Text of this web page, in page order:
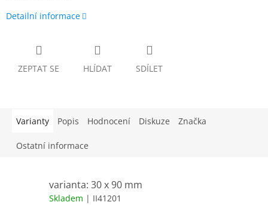
Detailní informace
ZEPTAT SE HLÍDAT SDÍLET
Varianty Popis Hodnocení Diskuze Značka
Ostatní informace
varianta: 30 x 90 mm
Skladem | II41201